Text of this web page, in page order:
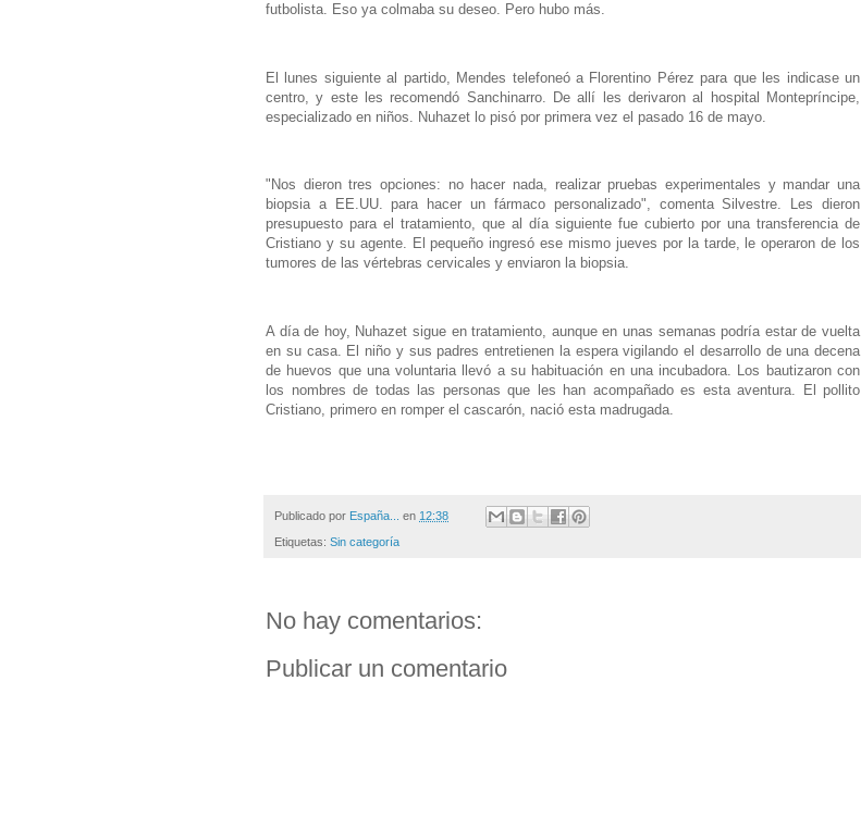
futbolista. Eso ya colmaba su deseo. Pero hubo más.
El lunes siguiente al partido, Mendes telefoneó a Florentino Pérez para que les indicase un
centro, y este les recomendó Sanchinarro. De allí les derivaron al hospital Montepríncipe,
especializado en niños. Nuhazet lo pisó por primera vez el pasado 16 de mayo.
"Nos dieron tres opciones: no hacer nada, realizar pruebas experimentales y mandar una
biopsia a EE.UU. para hacer un fármaco personalizado", comenta Silvestre. Les dieron
presupuesto para el tratamiento, que al día siguiente fue cubierto por una transferencia de
Cristiano y su agente. El pequeño ingresó ese mismo jueves por la tarde, le operaron de los
tumores de las vértebras cervicales y enviaron la biopsia.
A día de hoy, Nuhazet sigue en tratamiento, aunque en unas semanas podría estar de vuelta
en su casa. El niño y sus padres entretienen la espera vigilando el desarrollo de una decena
de huevos que una voluntaria llevó a su habituación en una incubadora. Los bautizaron con
los nombres de todas las personas que les han acompañado es esta aventura. El pollito
Cristiano, primero en romper el cascarón, nació esta madrugada.
Publicado por España... en 12:38
Etiquetas: Sin categoría
No hay comentarios:
Publicar un comentario